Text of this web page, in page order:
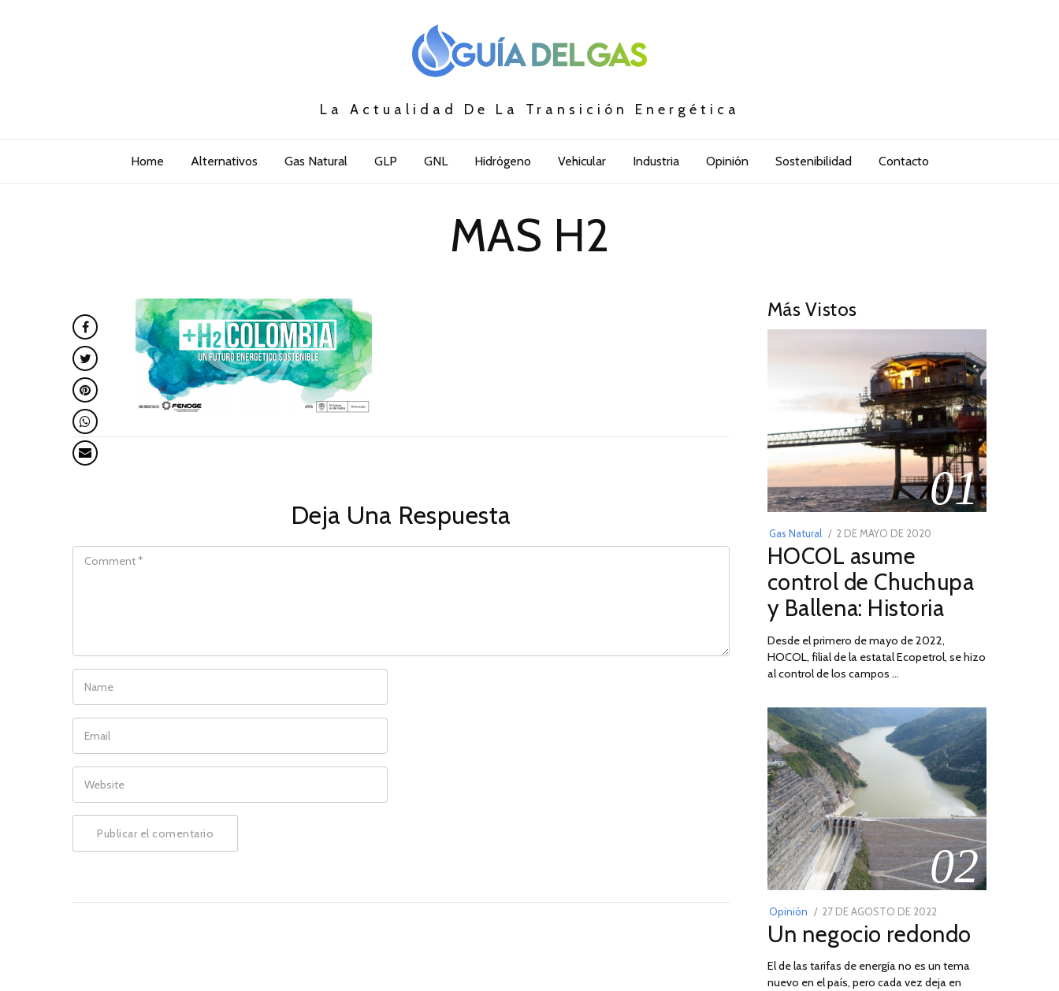
La Actualidad De La Transición Energética
Home Alternativos Gas Natural GLP GNL Hidrógeno Vehicular Industria Opinión Sostenibilidad Contacto
MAS H2
Deja Una Respuesta
Más Vistos
01
Gas Natural
POSTED
ON
2 DE MAYO DE 2020
DE
2026
HOCOL asume
control de Chuchupa
y Ballena: Historia
Desde el primero de mayo de 2022,
HOCOL, filial de la estatal Ecopetrol, se hizo
al control de los campos …
02
Opinión
POSTED
ON
27 DE AGOSTO DE 2022
DE
DE
2022
Un negocio redondo
El de las tarifas de energía no es un tema
nuevo en el país, pero cada vez deja en